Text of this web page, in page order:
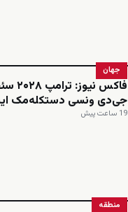
جهان
فاکس
جی‌دی ونسی دستکله‌مک
19 ساعت پیش
منطقه